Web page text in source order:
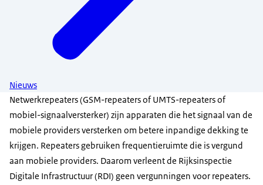
Nieuws
Netwerkrepeaters (GSM-repeaters of UMTS-repeaters of
mobiel-signaalversterker) zijn apparaten die het signaal van de
mobiele providers versterken om betere inpandige dekking te
krijgen. Repeaters gebruiken frequentieruimte die is vergund
aan mobiele providers. Daarom verleent de Rijksinspectie
Digitale Infrastructuur (RDI) geen vergunningen voor repeaters.